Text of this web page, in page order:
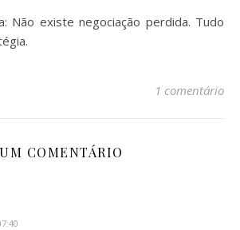
Não existe negociação perdida. Tudo
1 comentário
UM COMENTÁRIO